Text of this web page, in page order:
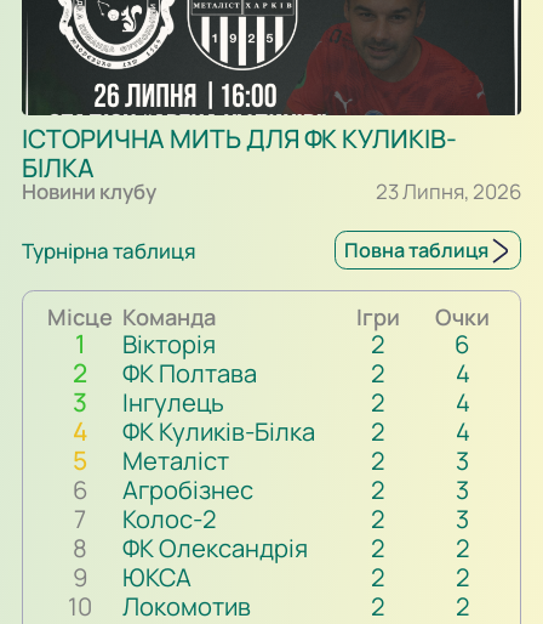
ІСТОРИЧНА МИТЬ ДЛЯ ФК КУЛИКІВ-
БІЛКА
Новини клубу 23 Липня, 2026
Турнірна таблиця Повна таблиця
Місце Команда Ігри Очки
1 Вікторія 2
6
2
ФК Полтава 2
4
3
Інгулець 2
4
4
ФК Куликів-Білка 2
4
5
Металіст 2
3
6
Агробізнес 2
3
7
Колос-2 2
3
8
ФК Олександрія 2
2
9
ЮКСА 2
2
10
Локомотив 2 2